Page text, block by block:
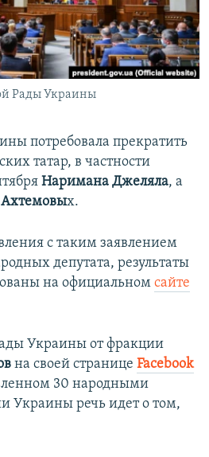
Рады Украины
потребовала прекратить
татар, в частности
Наримана Джеляла, а
х.
с таким заявлением
депутата, результаты
на официальном сайте
Украины от фракции
на своей странице Facebook
30 народными
Украины речь идет о том,